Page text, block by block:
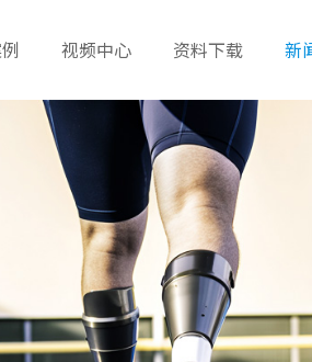
视频中心 资料下载 新